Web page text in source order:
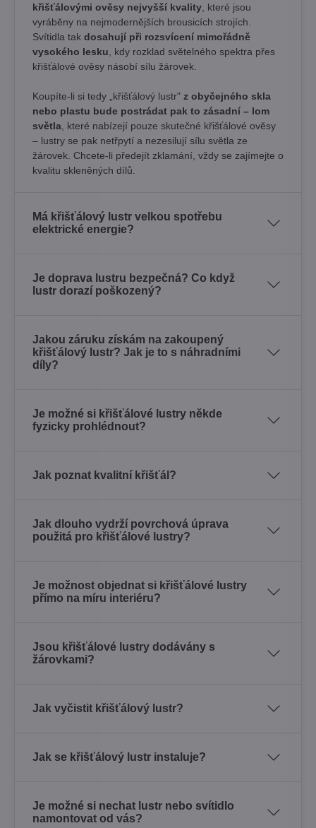
křišťálovými ověsy nejvyšší kvality , které jsou
vyráběny na nejmodernějších brousicích strojích.
Svítidla tak dosahují při rozsvícení mimořádně
vysokého lesku , kdy rozklad světelného spektra přes
křišťálové ověsy násobí sílu žárovek. ​
Koupíte-li si tedy „křišťálový lustr" z obyčejného skla
nebo plastu bude postrádat pak to zásadní – lom
světla , které nabízejí pouze skutečné křišťálové ověsy
– lustry se pak netřpytí a nezesilují sílu světla ze
žárovek. Chcete-li předejít zklamání, vždy se zajímejte o
kvalitu skleněných dílů.
Má křišťálový lustr velkou spotřebu
elektrické energie?
Je doprava lustru bezpečná? Co když
lustr dorazí poškozený?
Jakou záruku získám na zakoupený
křišťálový lustr? Jak je to s náhradními
díly?
Je možné si křišťálové lustry někde
fyzicky prohlédnout?
Jak poznat kvalitní křišťál?
Jak dlouho vydrží povrchová úprava
použitá pro křišťálové lustry?
Je možnost objednat si křišťálové lustry
přímo na míru interiéru?
Jsou křišťálové lustry dodávány s
žárovkami?
Jak vyčistit křišťálový lustr?
Jak se křišťálový lustr instaluje?
Je možné si nechat lustr nebo svítidlo
namontovat od vás?